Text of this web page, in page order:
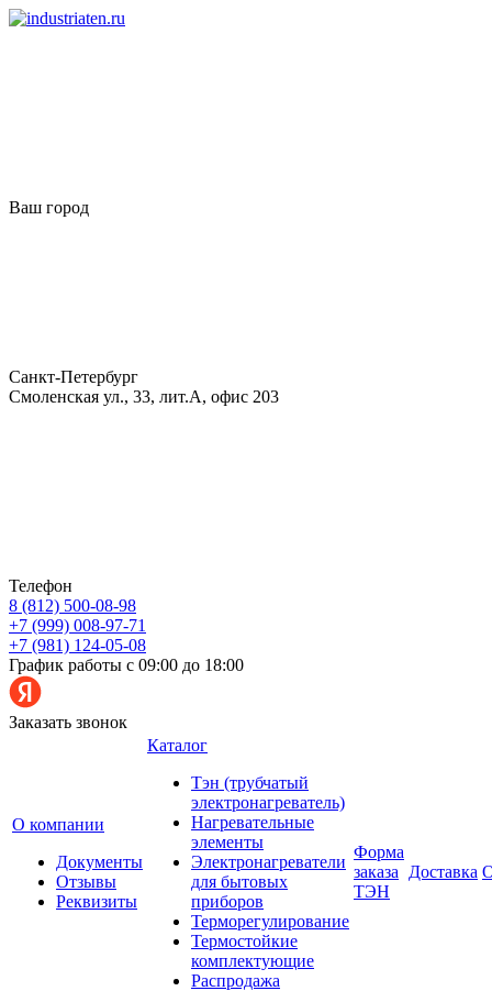
Ваш город
Санкт-Петербург
Смоленская ул., 33, лит.А, офис 203
Телефон
8 (812) 500-08-98
+7 (999) 008-97-71
+7 (981) 124-05-08
График работы с 09:00 до 18:00
Заказать звонок
О компании
Документы
Отзывы
Реквизиты
Каталог
Тэн (трубчатый
электронагреватель)
Нагревательные
элементы
Электронагреватели
для бытовых
приборов
Терморегулирование
Термостойкие
комплектующие
Распродажа
Форма
заказа
ТЭН
Доставка